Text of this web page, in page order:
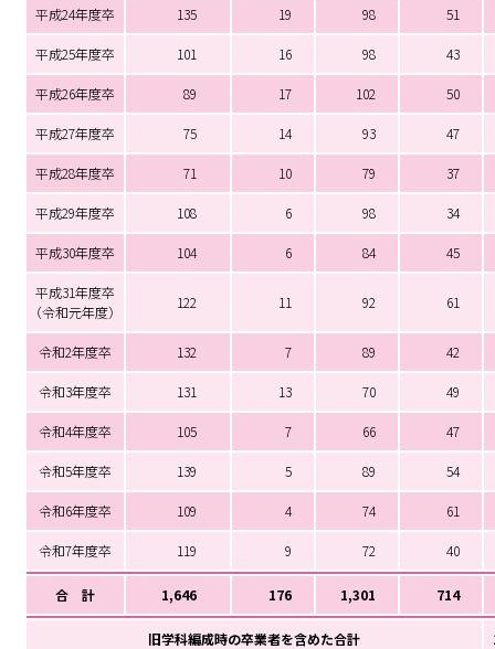
平成24年度卒 135 19 98 51
平成25年度卒 101 16 98 43
平成26年度卒 89 17 102 50
平成27年度卒 75 14 93 47
平成28年度卒 71 10 79 37
平成29年度卒 108 6 98 34
平成30年度卒 104 6 84 45
平成31年度卒
（令和元年度）
122 11 92 61
令和2年度卒 132 7 89 42
令和3年度卒 131 13 70 49
令和4年度卒 105 7 66 47
令和5年度卒 139 5 89 54
令和6年度卒 109 4 74 61
令和7年度卒 119 9 72 40
合 計 1,646 176 1,301 714
旧学科編成時の卒業者を含めた合計